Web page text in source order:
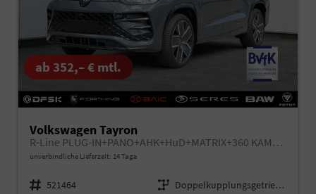
ab 352,– € mtl.
Volkswagen Tayron
R-Line PLUG-IN+PANO+AHK+HuD+MATRIX+360 KAM+20"ALU+ACC+eHK+BLACK STYLE
unverbindliche Lieferzeit: 14 Tage
Fahrzeugnr. 521464 Getriebe
Doppelkupplungsgetriebe (DSG)